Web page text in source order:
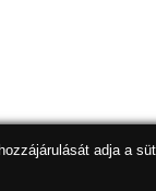
adja a